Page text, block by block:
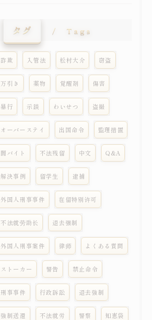
タグ Tags
詐欺 入管法 松村大介 窃盗
万引き 薬物 覚醒剤 傷害
暴行 示談 わいせつ 盗撮
オーバーステイ 出国命令 監理措置
闇バイト 不法残留 中文 Q&A
解決事例 留学生 逮捕
外国人刑事事件 在留特别许可
不法就劳助长 退去强制
外国人刑事案件 律师 よくある質問
ストーカー 警告 禁止命令
刑事事件 行政訴訟 退去強制
強制送還 不法就労 警察 知恵袋